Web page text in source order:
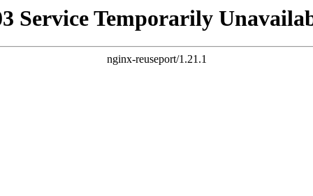
Service Temporarily
nginx-reuseport/1.21.1